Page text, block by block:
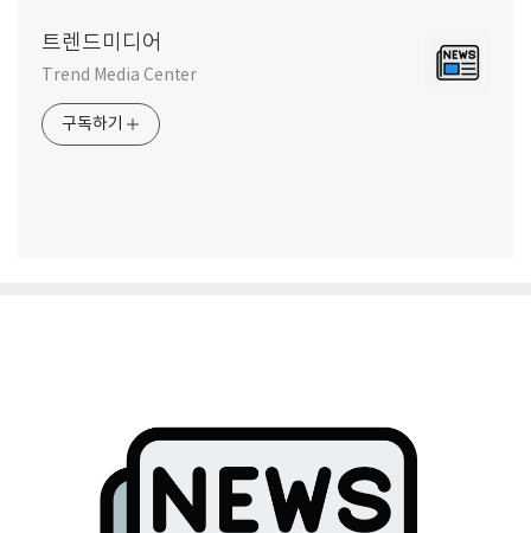
트렌드미디어
Trend Media Center
구독하기